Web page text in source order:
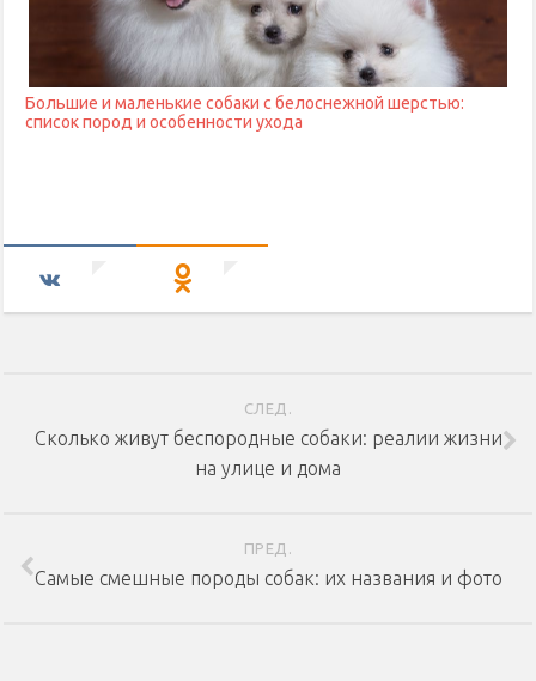
Большие и маленькие собаки с белоснежной шерстью:
список пород и особенности ухода
СЛЕД.
Сколько живут беспородные собаки: реалии жизни
на улице и дома
ПРЕД.
Самые смешные породы собак: их названия и фото